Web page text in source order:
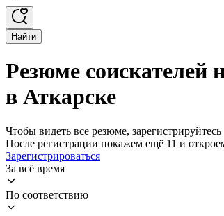
Найти
Резюме соискателей
в Аткарске
Чтобы видеть все резюме, зарегистрируйтесь
После регистрации покажем ещё 11 и
Зарегистрироваться
За всё время
По соответствию